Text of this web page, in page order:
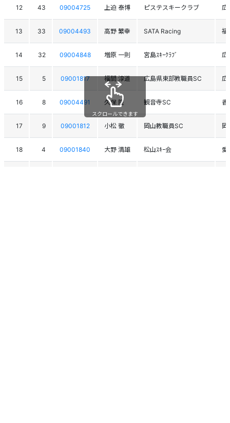
12 43 09004725 上迫 泰博 ピステスキークラブ 広
13 33 09004493 高野 繁幸 SATA Racing 福
14 32 09004848 増原 一則 宮島ｽｷｰｸﾗﾌﾞ 広
15 5 09001817 福間 淳道 広島県東部教職員SC 広
16 8 09004491 久保 隆 観音寺SC 香
17 9 09001812 小松 徹 岡山教職員SC 岡
18 4 09001840 大野 満雄 松山ｽｷｰ会 愛
スクロールできます